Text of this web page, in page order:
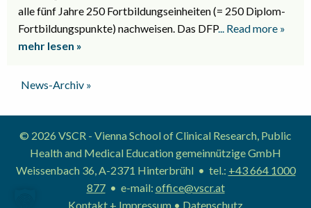
News-Archiv »
alle fünf Jahre 250 Fortbildungseinheiten (= 250 Diplom-
Fortbildungspunkte) nachweisen. Das DFP... Read more »
mehr lesen »
© 2026 VSCR - Vienna School of Clinical Research, Public
Health and Medical Education gemeinnützige GmbH
Weissenbach 36, A-2371 Hinterbrühl • tel.: +43 664 1000
877• e-mail: office@vscr.at
Kontakt + Impressum • Datenschutz